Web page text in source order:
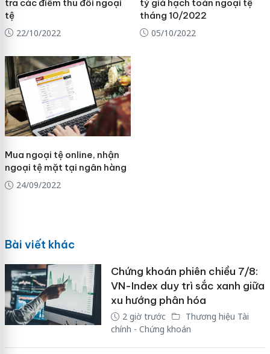
tra các điểm thu đổi ngoại
tệ
22/10/2022
tỷ giá hạch toán ngoại tệ
tháng 10/2022
05/10/2022
Mua ngoại tệ online, nhận
ngoại tệ mặt tại ngân hàng
24/09/2022
Bài viết khác
Chứng khoán phiên chiều 7/8:
VN-Index duy trì sắc xanh giữa
xu hướng phân hóa
2 giờ trước
Thương hiệu Tài
chính - Chứng khoán